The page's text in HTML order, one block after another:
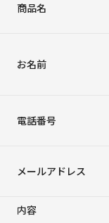
商品名
お名前
電話番号
メールアドレス
内容